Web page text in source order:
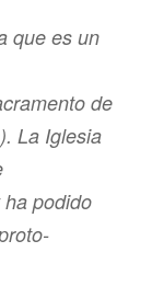
que es un
de
La Iglesia
podido